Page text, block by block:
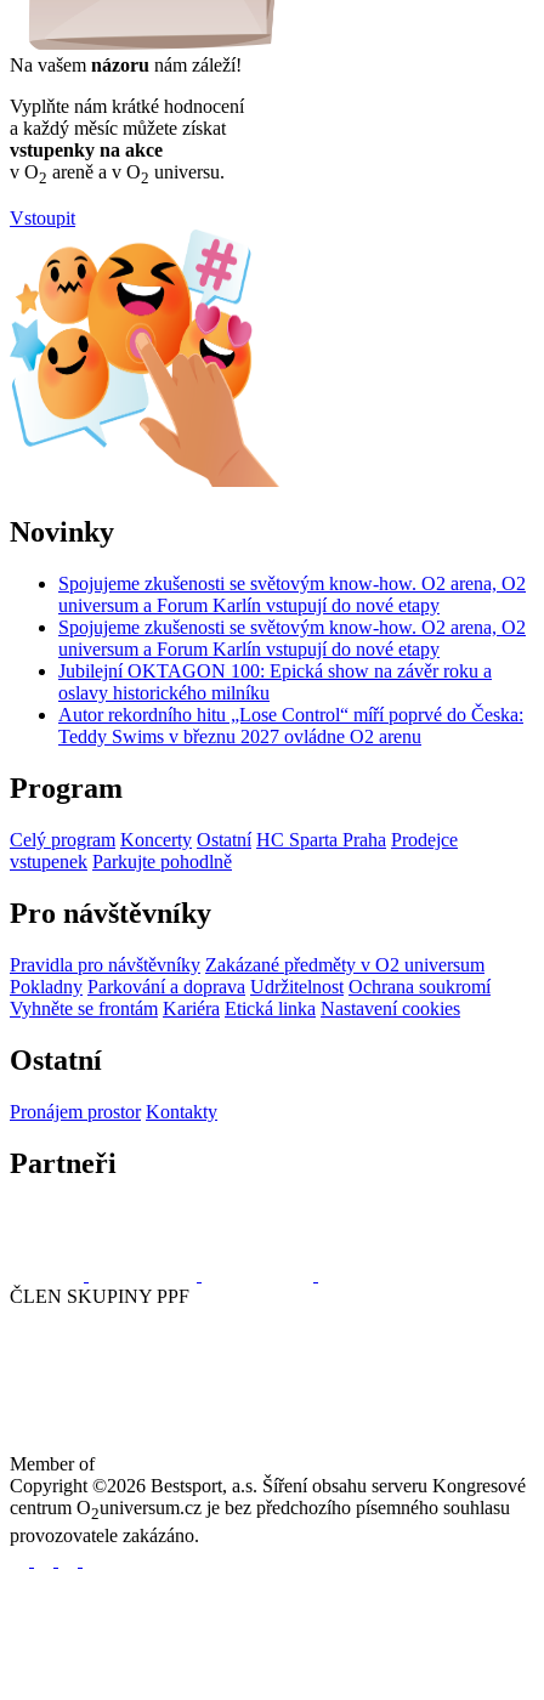
Na vašem názoru nám záleží!
Vyplňte nám krátké hodnocení
a každý měsíc můžete získat
vstupenky na akce
v O2 areně a v O2 universu.
Vstoupit
Novinky
Spojujeme zkušenosti se světovým know-how. O2 arena, O2
universum a Forum Karlín vstupují do nové etapy
Spojujeme zkušenosti se světovým know-how. O2 arena, O2
universum a Forum Karlín vstupují do nové etapy
Jubilejní OKTAGON 100: Epická show na závěr roku a
oslavy historického milníku
Autor rekordního hitu „Lose Control“ míří poprvé do Česka:
Teddy Swims v březnu 2027 ovládne O2 arenu
Program
Celý program Koncerty Ostatní HC Sparta Praha Prodejce
vstupenek Parkujte pohodlně
Pro návštěvníky
Pravidla pro návštěvníky Zakázané předměty v O2 universum
Pokladny Parkování a doprava Udržitelnost Ochrana soukromí
Vyhněte se frontám Kariéra Etická linka Nastavení cookies
Ostatní
Pronájem prostor Kontakty
Partneři
ČLEN SKUPINY PPF
Member of
Copyright ©2026 Bestsport, a.s. Šíření obsahu serveru Kongresové
centrum O2universum.cz je bez předchozího písemného souhlasu
provozovatele zakázáno.